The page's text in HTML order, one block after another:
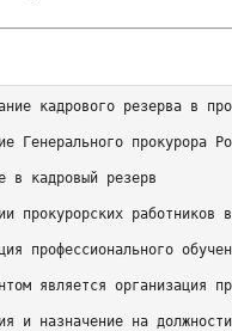
кадрового резерва в
Генерального прокурора
в кадровый резерв
прокурорских
профессионального
является организация
и назначение на должности